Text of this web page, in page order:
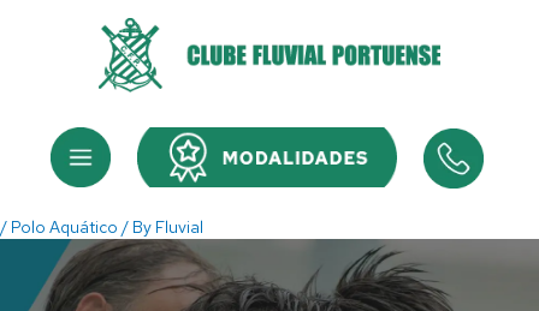
Menu Menu
/ Polo Aquático / By Fluvial